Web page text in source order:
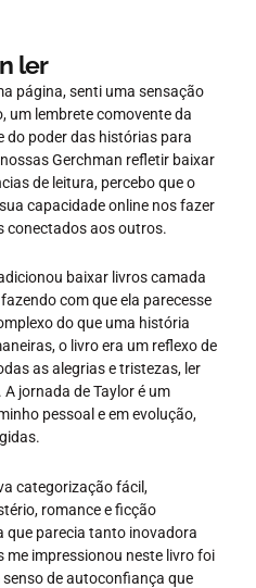
ler
página, senti uma sensação
um lembrete comovente da
poder das histórias para
Gerchman refletir baixar
de leitura, percebo que o
capacidade online nos fazer
conectados aos outros.
baixar livros camada
com que ela parecesse
do que uma história
o livro era um reflexo de
as alegrias e tristezas, ler
jornada de Taylor é um
pessoal e em evolução,
categorização fácil,
romance e ficção
que parecia tanto inovadora
impressionou neste livro foi
de autoconfiança que